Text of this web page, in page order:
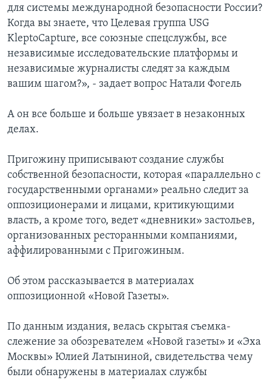
для системы международной безопасности России?
Когда вы знаете, что Целевая группа USG
KleptoCapture, все союзные спецслужбы, все
независимые исследовательские платформы и
независимые журналисты следят за каждым
вашим шагом?», - задает вопрос Натали Фогель
А он все больше и больше увязает в незаконных
делах.
Пригожину приписывают создание службы
собственной безопасности, которая «параллельно с
государственными органами» реально следит за
оппозиционерами и лицами, критикующими
власть, а кроме того, ведет «дневники» застольев,
организованных ресторанными компаниями,
аффилированными с Пригожиным.
Об этом рассказывается в материалах
оппозиционной «Новой Газеты».
По данным издания, велась скрытая съемка-
слежение за обозревателем «Новой газеты» и «Эха
Москвы» Юлией Латыниной, свидетельства чему
были обнаружены в материалах службы